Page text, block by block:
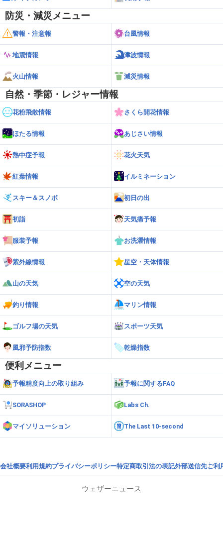
防災・減災メニュー
警報・注意報 台風情報
地震情報 津波情報
火山情報 減災情報
自然・季節・レジャー情報
花粉飛散情報 さくら開花情報
ほたる情報 あじさい情報
熱中症予報 花火天気
紅葉情報 イルミネーション
スキー＆スノボ 初日の出
初詣 天気痛予報
服装予報 お洗濯情報
紫外線情報 星空・天体情報
山の天気 空の天気
釣り情報 マリン情報
ゴルフ場の天気 スポーツ天気
風邪予防指数 乾燥指数
便利メニュー
予報精度向上の取り組み 予報に関するFAQ
SORASHOP Labs Ch.
マイソリューション The Last 10-second
会社概要利用規約プライバシーポリシー特定商取引法の表記外部送信先ご利
ウェザーニュース